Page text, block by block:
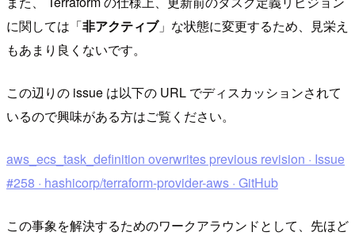
に関しては「非アクティブ」な状態に変更するため、見栄え
もあまり良くないです。
この辺りの issue は以下の URL でディスカッションされて
いるので興味がある方はご覧ください。
aws_ecs_task_definition overwrites previous revision · Issue
#258 · hashicorp/terraform-provider-aws · GitHub
この事象を解決するためのワークアラウンドとして、先ほど